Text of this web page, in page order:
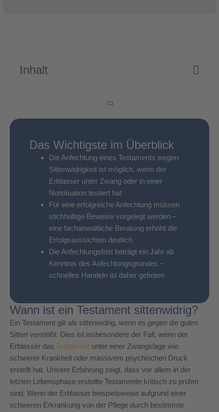
Inhalt
Das Wichtigste im Überblick
Die Anfechtung eines Testaments wegen
Sittenwidrigkeit ist möglich, wenn der
Erblasser unter Zwang oder in einer
Notsituation testiert hat
Für eine erfolgreiche Anfechtung müssen
stichhaltige Beweise vorgelegt werden –
eine fachanwaltliche Beratung erhöht die
Erfolgsaussichten deutlich
Die Anfechtungsfrist beträgt ein Jahr ab
Kenntnis des Anfechtungsgrundes –
schnelles Handeln ist daher geboten
Wann ist ein Testament sittenwidrig?
Ein Testament gilt als sittenwidrig, wenn es gegen die guten
Sitten verstößt. Dies ist insbesondere der Fall, wenn der
Erblasser das Testament unter einer Zwangslage wie
schwerer Krankheit oder massivem psychischen Druck
erstellt hat. Unsere Erfahrung zeigt, dass vor allem in der
letzten Lebensphase erstellte Testamente kritisch zu prüfen
sind. Wenn der Erblasser beispielsweise aufgrund einer
schweren Erkrankung von der Pflege durch bestimmte